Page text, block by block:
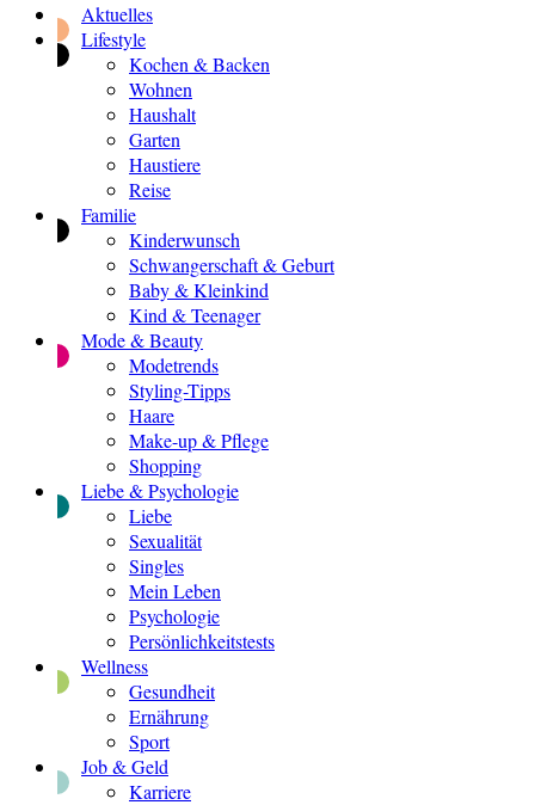
Aktuelles
Lifestyle
Kochen & Backen
Wohnen
Haushalt
Garten
Haustiere
Reise
Familie
Kinderwunsch
Schwangerschaft & Geburt
Baby & Kleinkind
Kind & Teenager
Mode & Beauty
Modetrends
Styling-Tipps
Haare
Make-up & Pflege
Shopping
Liebe & Psychologie
Liebe
Sexualität
Singles
Mein Leben
Psychologie
Persönlichkeitstests
Wellness
Gesundheit
Ernährung
Sport
Job & Geld
Karriere